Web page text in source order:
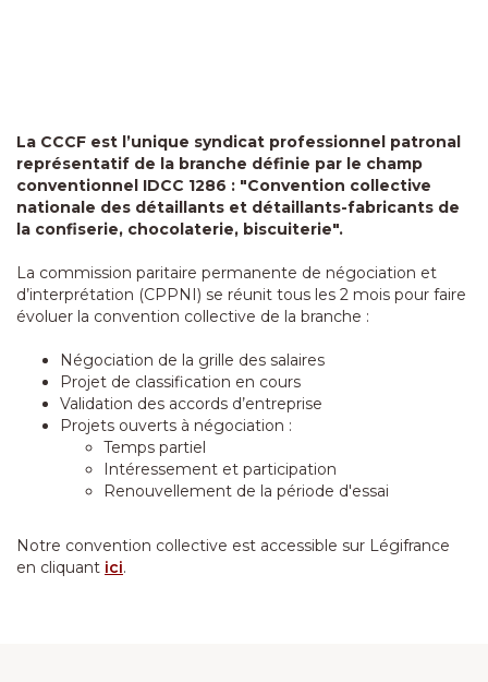
La CCCF est l’unique syndicat professionnel patronal
représentatif de la branche définie par le champ
conventionnel IDCC 1286 : "Convention collective
nationale des détaillants et détaillants-fabricants de
la confiserie, chocolaterie, biscuiterie".
La commission paritaire permanente de négociation et
d’interprétation (CPPNI) se réunit tous les 2 mois pour faire
évoluer la convention collective de la branche :
Négociation de la grille des salaires
Projet de classification en cours
Validation des accords d’entreprise
Projets ouverts à négociation :
Temps partiel
Intéressement et participation
Renouvellement de la période d'essai
Notre convention collective est accessible sur Légifrance
en cliquant ici.